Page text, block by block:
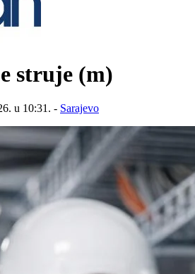
struje (m)
u 10:31. - Sarajevo